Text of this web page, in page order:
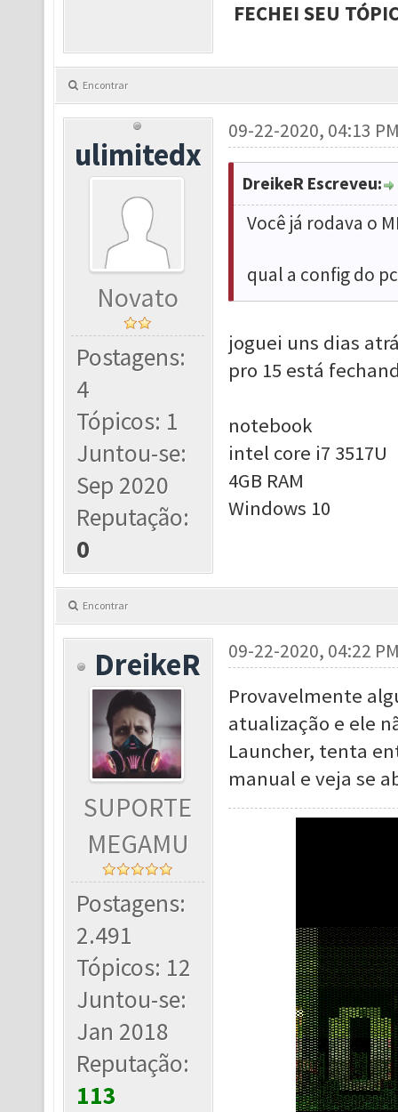
FECHEI SEU
Encontrar
ulimitedx
Novato
Postagens:
4
Tópicos: 1
Juntou-se:
Sep 2020
Reputação:
0
09-22-2020, 04:13
DreikeR Escreveu:
Você já rodava o
qual a config do
joguei uns dias
pro 15 está
notebook
intel core i7 3517U
4GB RAM
Windows 10
Encontrar
DreikeR
SUPORTE
MEGAMU
Postagens:
2.491
Tópicos: 12
Juntou-se:
Jan 2018
Reputação:
113
09-22-2020, 04:22
Provavelmente
atualização e ele
Launcher, tenta
manual e veja se